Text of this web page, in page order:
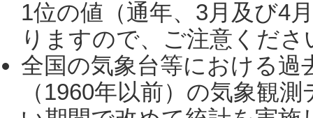
1位の値（通年、3月及び4
りますので、ご注意くだ
全国の気象台等における過
（1960年以前）の気象観